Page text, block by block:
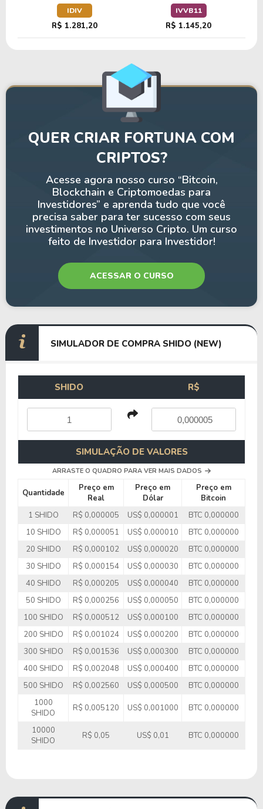
IDIV
R$ 1.281,20
IVVB11
R$ 1.145,20
QUER CRIAR FORTUNA COM
CRIPTOS?
Acesse agora nosso curso “Bitcoin,
Blockchain e Criptomoedas para
Investidores” e aprenda tudo que você
precisa saber para ter sucesso com seus
investimentos no Universo Cripto. Um curso
feito de Investidor para Investidor!
ACESSAR O CURSO
SIMULADOR DE COMPRA SHIDO (NEW)
SHIDO R$
SIMULAÇÃO DE VALORES
ARRASTE O QUADRO PARA VER MAIS DADOS
Quantidade
Preço em
Real
Preço em
Dólar
Preço em
Bitcoin
1 SHIDO
R$ 0,000005 US$ 0,000001
BTC 0,000000
10 SHIDO
R$ 0,000051 US$ 0,000010
BTC 0,000000
20 SHIDO
R$ 0,000102 US$ 0,000020
BTC 0,000000
30 SHIDO
R$ 0,000154 US$ 0,000030
BTC 0,000000
40 SHIDO
R$ 0,000205 US$ 0,000040
BTC 0,000000
50 SHIDO
R$ 0,000256 US$ 0,000050
BTC 0,000000
100 SHIDO
R$ 0,000512 US$ 0,000100
BTC 0,000000
200 SHIDO
R$ 0,001024 US$ 0,000200
BTC 0,000000
300 SHIDO
R$ 0,001536 US$ 0,000300
BTC 0,000000
400 SHIDO
R$ 0,002048 US$ 0,000400
BTC 0,000000
500 SHIDO
R$ 0,002560 US$ 0,000500
BTC 0,000000
1000
SHIDO
R$ 0,005120 US$ 0,001000 BTC 0,000000
10000
SHIDO
R$ 0,05 US$ 0,01 BTC 0,000000